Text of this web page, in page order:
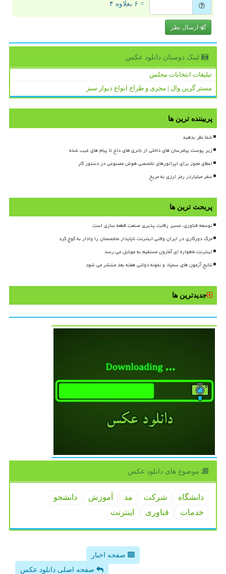
= ۶ بعلاوه ۴
ارسال نظر
لینک دوستان دانلود عكس
تبلیغات انتخابات مجلس
مستر گرین وال | مجری و طراح انواع دیوار سبز
پربیننده ترین ها
شما نظر بدهید
زیر پوست پیامرسان های داخلی از باتری های داغ تا پیام های غیب شده
اعطای مجوز برای اپراتورهای تخصصی هوش مصنوعی در دستور کار
سفر میلیاردر رمز ارزی به مریخ
پربحث ترین ها
توسعه فناوری، مسیر رقابت پذیری صنعت قطعه سازی است
مرگ دورکاری در ایران وقتی اینترنت ناپایدار متخصصان را وادار به کوچ کرد
اینترنت ماهواره ای آمازون مستقیم به موبایل می رسد
نتایج آزمون های سمپاد و نمونه دولتی هفته بعد منتشر می شود
جدیدترین ها
موضوع های دانلود عكس
دانشگاه شركت مد آموزش
دانشجو
خدمات
فناوری اینترنت
صفحه اخبار
صفحه اصلی دانلود عکس